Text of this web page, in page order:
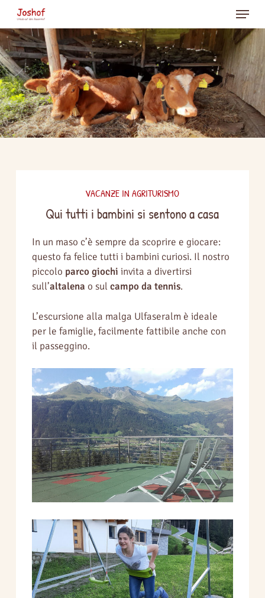
main
content
Menu
VACANZE IN AGRITURISMO
Qui tutti i bambini si sentono a casa
In un maso c’è sempre da scoprire e giocare:
questo fa felice tutti i bambini curiosi. Il nostro
piccolo parco giochi invita a divertirsi
sull’altalena o sulcampo da tennis.
L’escursione alla malga Ulfaseralm è ideale
per le famiglie, facilmente fattibile anche con
il passeggino.
Close
Menu